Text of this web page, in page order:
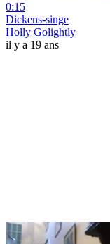
0:15
Dickens-singe
Holly Golightly
il y a 19 ans